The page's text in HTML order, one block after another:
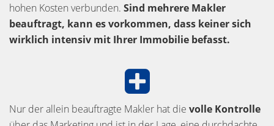
hohen Kosten verbunden. Sind mehrere Makler
beauftragt, kann es vorkommen, dass keiner sich
wirklich intensiv mit Ihrer Immobilie befasst.
Nur der allein beauftragte Makler hat die volle Kontrolle